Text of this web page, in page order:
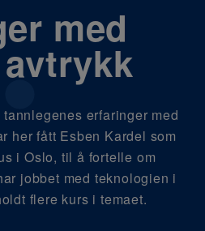
med
erfaringer med
her fått Esben Kardel som
i Oslo, til å fortelle om
jobbet med teknologien i
flere kurs i temaet.